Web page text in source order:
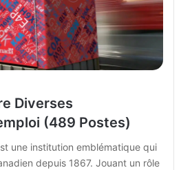
Diverses
(489 Postes)
une institution emblématique qui
depuis 1867. Jouant un rôle